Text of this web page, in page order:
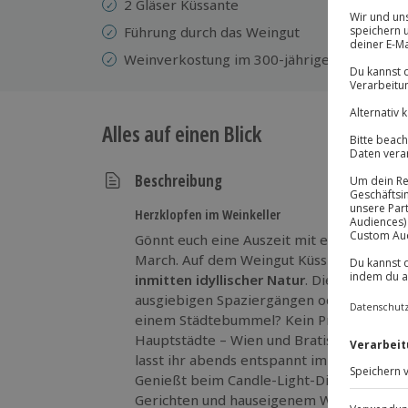
2 Gläser Küssante
Führung durch das Weingut
Weinverkostung im 300-jährigen
Alles auf einen Blick
Beschreibung
Herzklopfen im Weinkeller
Gönnt euch eine Auszeit mit einem
March. Auf dem Weingut Küssler
inmitten idyllischer Natur. Die
ausgiebigen Spaziergängen oder
einem Städtebummel? Kein Problem,
Hauptstädte – Wien und Bratislava –
lasst ihr abends entspannt im lauschigen
Genießt beim Candle-Light-Dinner
Gerichten und hauseigenem Wein